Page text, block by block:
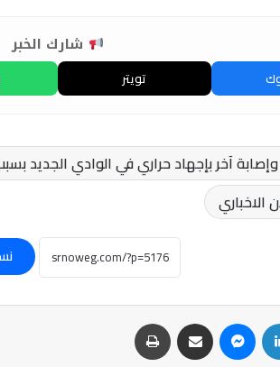
شارك الخبر
تويتر
آخر بإجهاد حراري في الوادي الجديد بسبب
الاخباري
لينكدإن ماسنجر مشاركة عبر البريد